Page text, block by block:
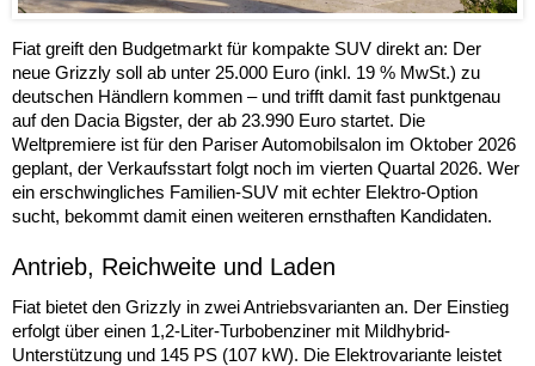
Fiat greift den Budgetmarkt für kompakte SUV direkt an: Der
neue Grizzly soll ab unter 25.000 Euro (inkl. 19 % MwSt.) zu
deutschen Händlern kommen – und trifft damit fast punktgenau
auf den Dacia Bigster, der ab 23.990 Euro startet. Die
Weltpremiere ist für den Pariser Automobilsalon im Oktober 2026
geplant, der Verkaufsstart folgt noch im vierten Quartal 2026. Wer
ein erschwingliches Familien-SUV mit echter Elektro-Option
sucht, bekommt damit einen weiteren ernsthaften Kandidaten.
Antrieb, Reichweite und Laden
Fiat bietet den Grizzly in zwei Antriebsvarianten an. Der Einstieg
erfolgt über einen 1,2-Liter-Turbobenziner mit Mildhybrid-
Unterstützung und 145 PS (107 kW). Die Elektrovariante leistet